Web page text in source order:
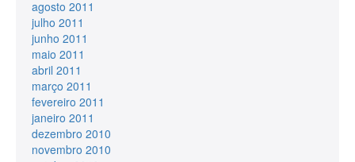
agosto 2011
julho 2011
junho 2011
maio 2011
abril 2011
março 2011
fevereiro 2011
janeiro 2011
dezembro 2010
novembro 2010